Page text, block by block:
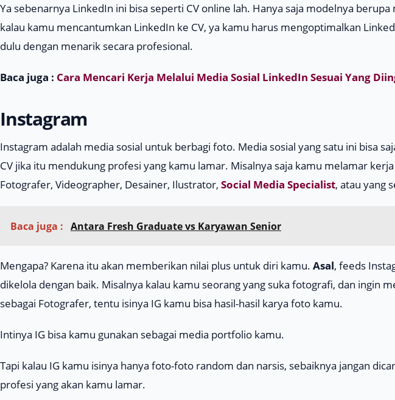
Ya sebenarnya LinkedIn ini bisa seperti CV online lah. Hanya saja modelnya berupa
kalau kamu mencantumkan LinkedIn ke CV, ya kamu harus mengoptimalkan
dulu dengan menarik secara profesional.
Baca juga : Cara Mencari Kerja Melalui Media Sosial LinkedIn Sesuai Yang
Instagram
Instagram adalah media sosial untuk berbagi foto. Media sosial yang satu ini bisa
CV jika itu mendukung profesi yang kamu lamar. Misalnya saja kamu melamar kerja
Fotografer, Videographer, Desainer, Ilustrator, Social Media Specialist, atau yang
Baca juga : Antara Fresh Graduate vs Karyawan Senior
Mengapa? Karena itu akan memberikan nilai plus untuk diri kamu. Asal, feeds
dikelola dengan baik. Misalnya kalau kamu seorang yang suka fotografi, dan ingin
sebagai Fotografer, tentu isinya IG kamu bisa hasil-hasil karya foto kamu.
Intinya IG bisa kamu gunakan sebagai media portfolio kamu.
Tapi kalau IG kamu isinya hanya foto-foto random dan narsis, sebaiknya jangan
profesi yang akan kamu lamar.